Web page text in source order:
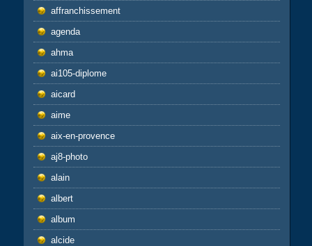
affranchissement
agenda
ahma
ai105-diplome
aicard
aime
aix-en-provence
aj8-photo
alain
albert
album
alcide